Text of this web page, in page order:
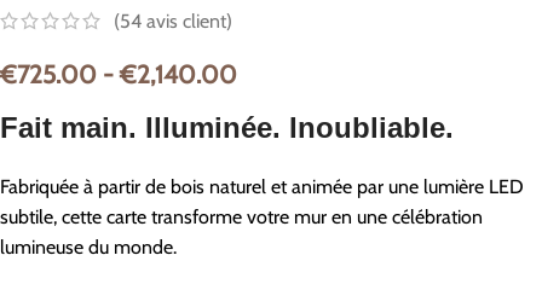
(54 avis client)
€725.00 - €2,140.00
Fait main. Illuminée. Inoubliable.
Fabriquée à partir de bois naturel et animée par une lumière LED
subtile, cette carte transforme votre mur en une célébration
lumineuse du monde.